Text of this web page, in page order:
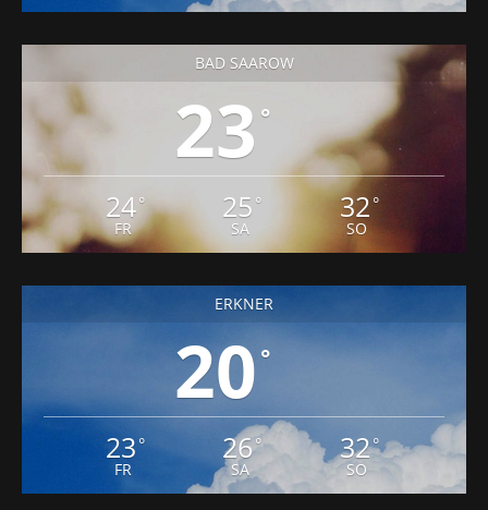
BAD SAAROW
23 °
24°
FR
25 °
SA
32 °
SO
ERKNER
20 °
23 °
FR
26°
SA
32°
SO